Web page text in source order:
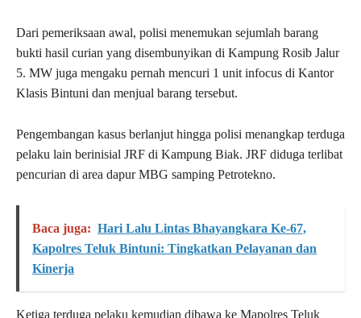
Dari pemeriksaan awal, polisi menemukan sejumlah barang
bukti hasil curian yang disembunyikan di Kampung Rosib Jalur
5. MW juga mengaku pernah mencuri 1 unit infocus di Kantor
Klasis Bintuni dan menjual barang tersebut.
Pengembangan kasus berlanjut hingga polisi menangkap terduga
pelaku lain berinisial JRF di Kampung Biak. JRF diduga terlibat
pencurian di area dapur MBG samping Petrotekno.
Baca juga: Hari Lalu Lintas Bhayangkara Ke-67,
Kapolres Teluk Bintuni: Tingkatkan Pelayanan dan
Kinerja
Ketiga terduga pelaku kemudian dibawa ke Mapolres Teluk